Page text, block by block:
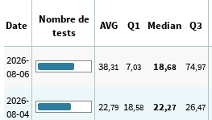
Date
Nombre de
tests
AVG Q1 Median Q3
2026-
08-06
38,31 7,03 18,68 74,97
2026-
08-04
22,79 18,58 22,27 26,47